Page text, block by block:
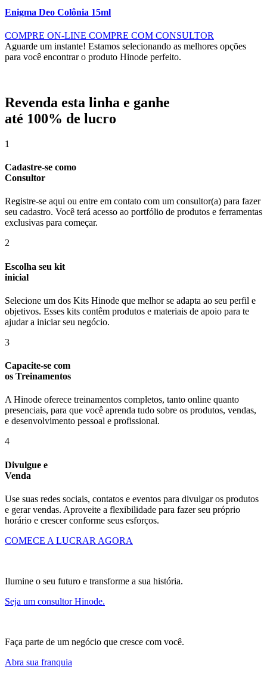
Enigma Deo Colônia 15ml
COMPRE ON-LINE COMPRE COM CONSULTOR
Aguarde um instante! Estamos selecionando as melhores opções
para você encontrar o produto Hinode perfeito.
Revenda esta linha e ganhe
até 100% de lucro
1
Cadastre-se como
Consultor
Registre-se aqui ou entre em contato com um consultor(a) para fazer
seu cadastro. Você terá acesso ao portfólio de produtos e ferramentas
exclusivas para começar.
2
Escolha seu kit
inicial
Selecione um dos Kits Hinode que melhor se adapta ao seu perfil e
objetivos. Esses kits contêm produtos e materiais de apoio para te
ajudar a iniciar seu negócio.
3
Capacite-se com
os Treinamentos
A Hinode oferece treinamentos completos, tanto online quanto
presenciais, para que você aprenda tudo sobre os produtos, vendas,
e desenvolvimento pessoal e profissional.
4
Divulgue e
Venda
Use suas redes sociais, contatos e eventos para divulgar os produtos
e gerar vendas. Aproveite a flexibilidade para fazer seu próprio
horário e crescer conforme seus esforços.
COMECE A LUCRAR AGORA
Ilumine o seu futuro e transforme a sua história.
Seja um consultor Hinode.
Faça parte de um negócio que cresce com você.
Abra sua franquia